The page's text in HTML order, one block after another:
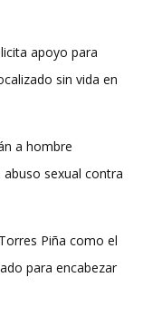
apoyo para
sin vida en
a hombre
sexual contra
Piña como el
para encabezar